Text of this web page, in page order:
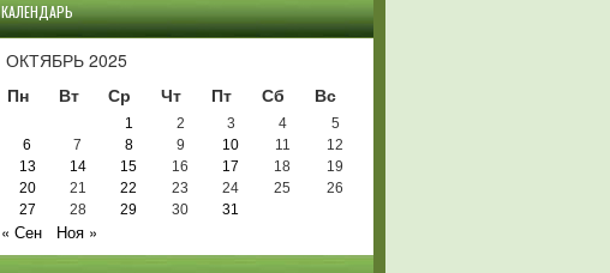
КАЛЕНДАРЬ
ОКТЯБРЬ 2025
Пн
Вт Ср Чт Пт Сб Вс
1 2 3 4
5
6
7 8 9 10 11
12
13
14 15 16 17 18
19
20
21 22 23 24 25
26
27
28 29 30 31
« Сен Ноя »